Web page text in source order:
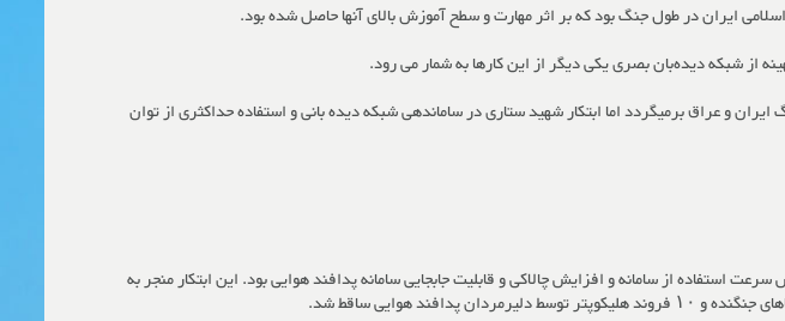
ایران در طول جنگ بود که بر اثر مهارت و سطح آموزش بالای آنها حاصل شده بود.
از شبکه دیده‌بان بصری یکی دیگر از این کارها به شمار می رود.
و عراق برمیگردد اما ابتکار شهید ستاری در ساماندهی شبکه دیده بانی و استفاده حداکثری از توان
هوایی به منظور افزایش سرعت استفاده از سامانه و افزایش چالاکی و قابلیت جابجایی سامانه پدافند هوایی بود. این ابتکار منجر به